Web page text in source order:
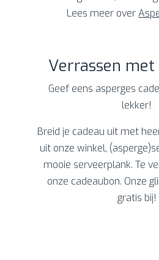
Lees meer over
Verrassen
Geef eens asperges
lekker!
Breid je cadeau uit met
uit onze winkel,
mooie serveerplank. Te
onze cadeaubon. Onze
gratis bij!